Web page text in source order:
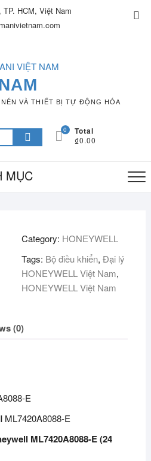
HCM, Việt Nam
VÀ THIẾT BỊ TỰ ĐỘNG HÓA
Search
for:
0 Total
₫0.00
MỤC
Category: HONEYWELL
Tags: Bộ điều khiển,Đại lý
HONEYWELL Việt Nam,
HONEYWELL Việt Nam
(0)
E
ML7420A8088-E
ML7420A8088-E (24